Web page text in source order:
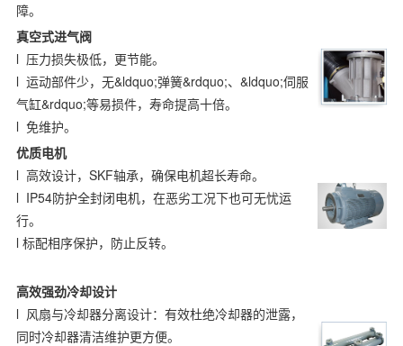
障。
真空式进气阀
l 压力损失极低，更节能。
l 运动部件少，无&ldquo;弹簧&rdquo;、&ldquo;伺服
气缸&rdquo;等易损件，寿命提高十倍。
l 免维护。
优质电机
l 高效设计，SKF轴承，确保电机超长寿命。
l IP54防护全封闭电机，在恶劣工况下也可无忧运
行。
l 标配相序保护，防止反转。
高效强劲冷却设计
l 风扇与冷却器分离设计：有效杜绝冷却器的泄露，
同时冷却器清洁维护更方便。